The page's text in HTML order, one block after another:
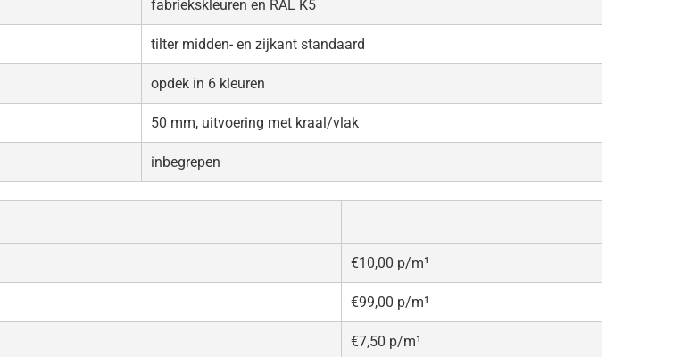
fabriekskleuren en RAL K5
tilter midden- en zijkant standaard
opdek in 6 kleuren
50 mm, uitvoering met kraal/vlak
inbegrepen
€10,00 p/m¹
€99,00 p/m¹
€7,50 p/m¹